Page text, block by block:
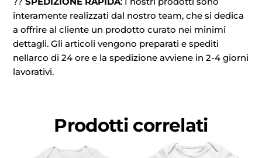
interamente realizzati dal nostro team, che si dedica
a offrire al cliente un prodotto curato nei minimi
dettagli. Gli articoli vengono preparati e spediti
nellarco di 24 ore e la spedizione avviene in 2-4 giorni
lavorativi.
Prodotti correlati